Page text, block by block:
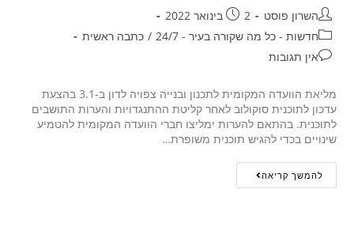
השרון פוסט
2 בינואר 2022
חדשות - כל מה שקורה בעיר - 24/7
/ כתבה ראשית
אין תגובות
מליאת הוועדה המקומית לתכנון ובנייה צפויה לדון ב-3.1 בהצעת
עדכון לתוכנית סוקולוב לאחר קליטת ההתנגדויות והערות התושבים
לתוכנית. בהתאם להערות ימליצו חברי הוועדה המקומית להטמיע
שינויים בכדי להגיש תוכנית משופרת…
להמשך קריאה